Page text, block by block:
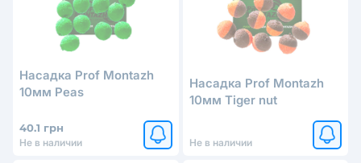
Насадка Prof Montazh
10мм Peas
40.1 грн
Не в наличии
Насадка Prof Montazh
10мм Tiger nut
Не в наличии